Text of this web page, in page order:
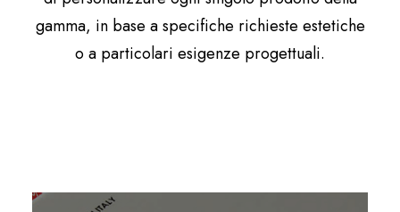
gamma, in base a specifiche richieste estetiche
o a particolari esigenze progettuali.